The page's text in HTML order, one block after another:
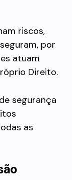
riscos,
por
atuam
Direito.
segurança
as